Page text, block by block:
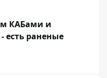
КАБами и
раненые